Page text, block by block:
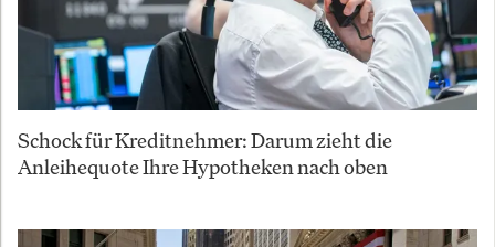
Schock für Kreditnehmer: Darum zieht die
Anleihequote Ihre Hypotheken nach oben